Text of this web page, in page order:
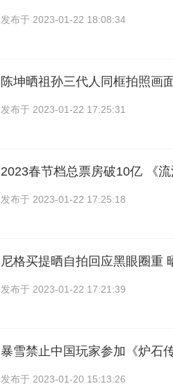
发布于 2023-01-22 18:08:34
陈坤晒祖孙三代人同框拍照画
发布于 2023-01-22 17:25:31
2023春节档总票房破10亿 《
发布于 2023-01-22 17:25:18
尼格买提晒自拍回应黑眼圈重
发布于 2023-01-22 17:21:39
暴雪禁止中国玩家参加《炉石
发布于 2023-01-20 15:13:26